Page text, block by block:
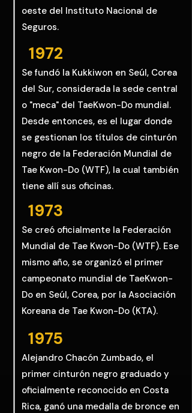
oeste del Instituto Nacional de
Seguros.
1972
Se fundó la Kukkiwon en Seúl, Corea
del Sur, considerada la sede central
o "meca" del TaeKwon-Do mundial.
Desde entonces, es el lugar donde
se gestionan los títulos de cinturón
negro de la Federación Mundial de
Tae Kwon-Do (WTF), la cual también
tiene allí sus oficinas.
1973
Se creó oficialmente la Federación
Mundial de Tae Kwon-Do (WTF). Ese
mismo año, se organizó el primer
campeonato mundial de TaeKwon-
Do en Seúl, Corea, por la Asociación
Koreana de Tae Kwon-Do (KTA).
1975
Alejandro Chacón Zumbado, el
primer cinturón negro graduado y
oficialmente reconocido en Costa
Rica, ganó una medalla de bronce en